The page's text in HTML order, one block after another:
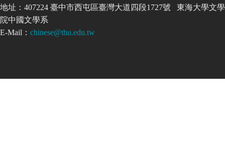
地址：407224 臺中市西屯區臺灣大道四段1727號 東海大學文學
院中國文學系
E-Mail： chinese@thu.edu.tw